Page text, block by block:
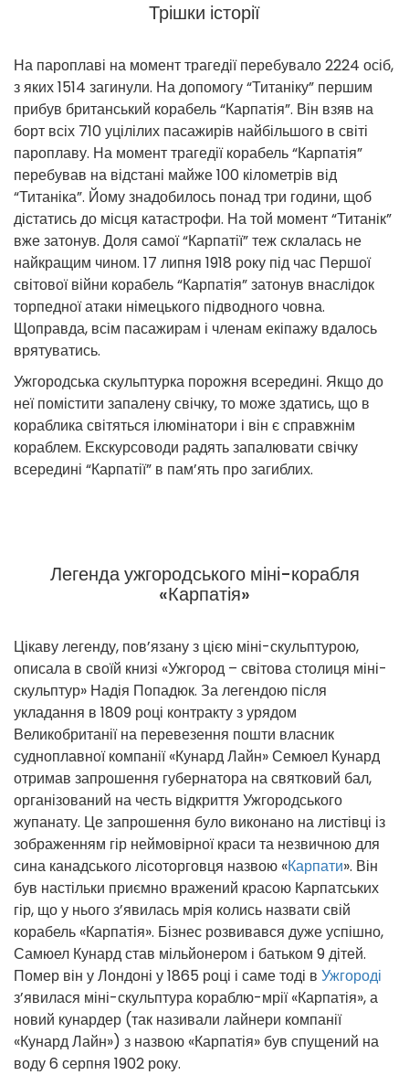
Трішки історії
На пароплаві на момент трагедії перебувало 2224 осіб,
з яких 1514 загинули. На допомогу “Титаніку” першим
прибув британський корабель “Карпатія”. Він взяв на
борт всіх 710 уцілілих пасажирів найбільшого в світі
пароплаву. На момент трагедії корабель “Карпатія”
перебував на відстані майже 100 кілометрів від
“Титаніка”. Йому знадобилось понад три години, щоб
дістатись до місця катастрофи. На той момент “Титанік”
вже затонув. Доля самої “Карпатії” теж склалась не
найкращим чином. 17 липня 1918 року під час Першої
світової війни корабель “Карпатія” затонув внаслідок
торпедної атаки німецького підводного човна.
Щоправда, всім пасажирам і членам екіпажу вдалось
врятуватись.
Ужгородська скульптурка порожня всередині. Якщо до
неї помістити запалену свічку, то може здатись, що в
кораблика світяться ілюмінатори і він є справжнім
кораблем. Екскурсоводи радять запалювати свічку
всередині “Карпатії” в пам’ять про загиблих.
Легенда ужгородського міні-корабля
«Карпатія»
Цікаву легенду, пов’язану з цією міні-скульптурою,
описала в своїй книзі «Ужгород – світова столиця міні-
скульптур» Надія Попадюк. За легендою після
укладання в 1809 році контракту з урядом
Великобританії на перевезення пошти власник
судноплавної компанії «Кунард Лайн» Семюел Кунард
отримав запрошення губернатора на святковий бал,
організований на честь відкриття Ужгородського
жупанату. Це запрошення було виконано на листівці із
зображенням гір неймовірної краси та незвичною для
сина канадського лісоторговця назвою «Карпати». Він
був настільки приємно вражений красою Карпатських
гір, що у нього з’явилась мрія колись назвати свій
корабель «Карпатія». Бізнес розвивався дуже успішно,
Самюел Кунард став мільйонером і батьком 9 дітей.
Помер він у Лондоні у 1865 році і саме тоді в Ужгороді
з’явилася міні-скульптура кораблю-мрії «Карпатія», а
новий кунардер (так називали лайнери компанії
«Кунард Лайн») з назвою «Карпатія» був спущений на
воду 6 серпня 1902 року.